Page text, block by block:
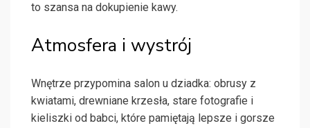
to szansa na dokupienie kawy.
Atmosfera i wystrój
Wnętrze przypomina salon u dziadka: obrusy z
kwiatami, drewniane krzesła, stare fotografie i
kieliszki od babci, które pamiętają lepsze i gorsze